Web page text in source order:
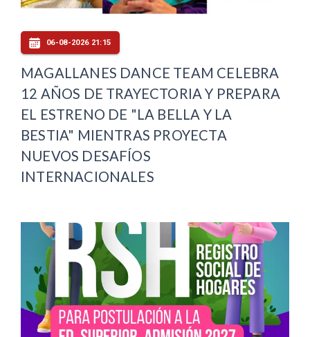
06-08-2026 21:15
MAGALLANES DANCE TEAM CELEBRA
12 AÑOS DE TRAYECTORIA Y PREPARA
EL ESTRENO DE "LA BELLA Y LA
BESTIA" MIENTRAS PROYECTA
NUEVOS DESAFÍOS
INTERNACIONALES